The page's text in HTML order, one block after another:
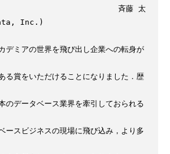
Inc.)
デミアの世界を飛び出し企業への転身が
る賞をいただけることになりました．歴
のデータベース業界を牽引しておられる
ースビジネスの現場に飛び込み，より多